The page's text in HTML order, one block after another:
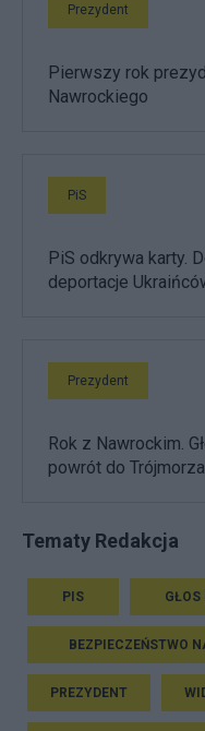
Prezydent
Pierwszy rok
Nawrockiego
PiS
PiS odkrywa karty.
deportacje
Prezydent
Rok z Nawrockim.
powrót do Trójmorza
Tematy Redakcja
PIS GŁOS
BEZPIECZEŃSTWO
PREZYDENT